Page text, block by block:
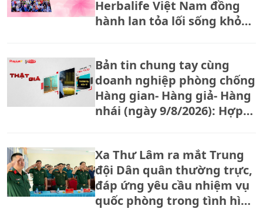
Herbalife Việt Nam đồng
hành lan tỏa lối sống khỏe
Bản tin chung tay cùng
doanh nghiệp phòng chống
Hàng gian- Hàng giả- Hàng
nhái (ngày 9/8/2026): Hợp
giả, hàng nhái
Xa Thư Lâm ra mắt Trung
đội Dân quân thường trực,
đáp ứng yêu cầu nhiệm vụ
quốc phòng trong tình hình